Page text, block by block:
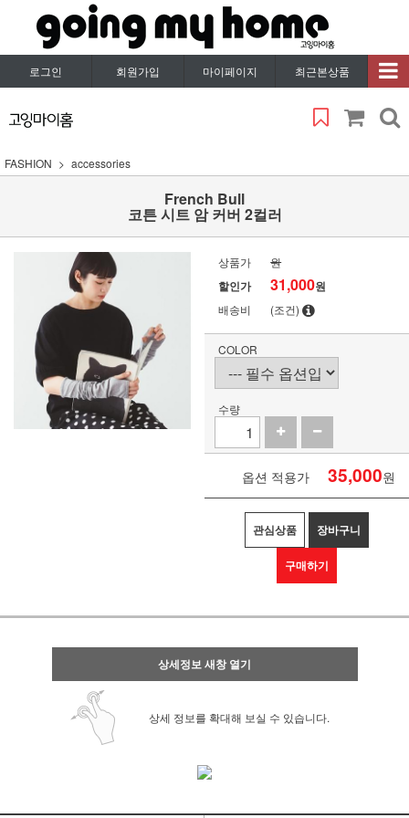
로그인 회원가입 마이페이지 최근본상품
FASHION accessories
French Bull
코튼 시트 암 커버 2컬러
상품가 원
할인가 31,000원
배송비 (조건)
COLOR
수량
옵션 적용가 35,000원
관심상품 장바구니
구매하기
상세정보 새창 열기
상세 정보를 확대해 보실 수 있습니다.